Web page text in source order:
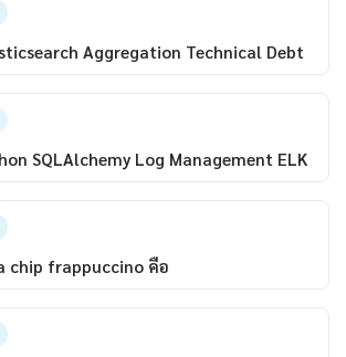
Aggregation Technical Debt
SQLAlchemy Log Management ELK
chip frappuccino คือ